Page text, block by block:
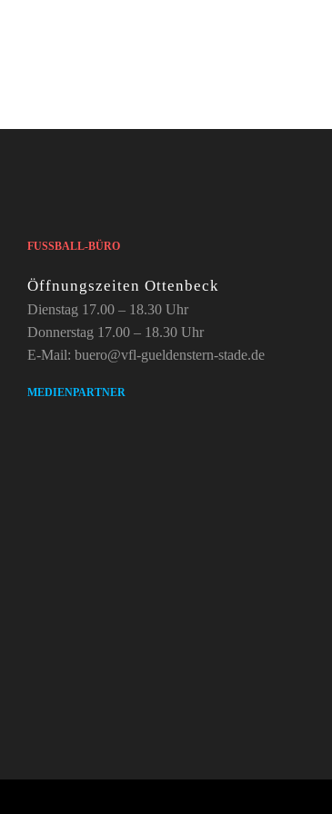
FUSSBALL-BÜRO
Öffnungszeiten Ottenbeck
Dienstag 17.00 – 18.30 Uhr
Donnerstag 17.00 – 18.30 Uhr
E-Mail: buero@vfl-gueldenstern-stade.de
MEDIENPARTNER